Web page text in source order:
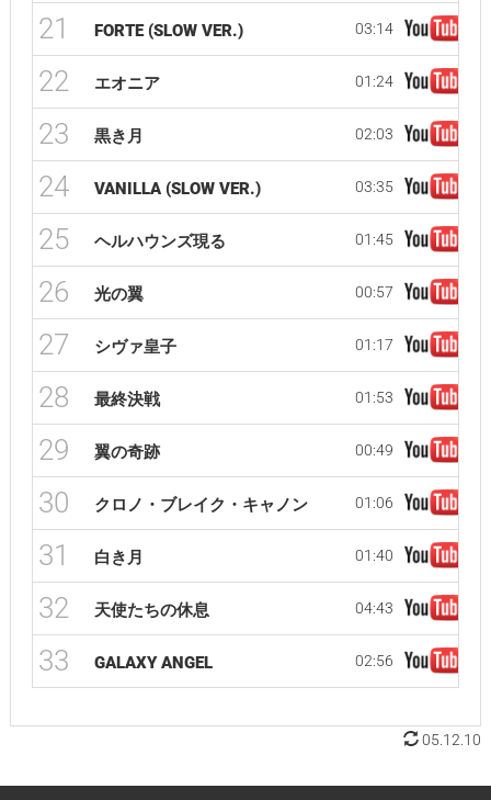
21 FORTE (SLOW VER.) 03:14
22 エオニア 01:24
23 黒き月 02:03
24 VANILLA (SLOW VER.) 03:35
25 ヘルハウンズ現る 01:45
26 光の翼 00:57
27 シヴァ皇子 01:17
28 最終決戦 01:53
29 翼の奇跡 00:49
30 クロノ・ブレイク・キャノン 01:06
31 白き月 01:40
32 天使たちの休息 04:43
33 GALAXY ANGEL 02:56
05.12.10